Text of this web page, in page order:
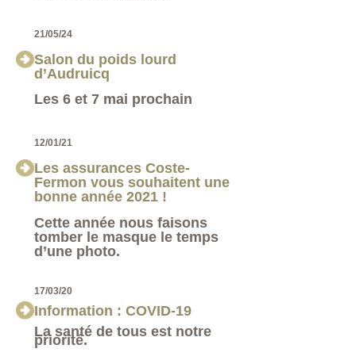
21/05/24
Salon du poids lourd
d’Audruicq
Les 6 et 7 mai prochain
12/01/21
Les assurances Coste-
Fermon vous souhaitent une
bonne année 2021 !
Cette année nous faisons
tomber le masque le temps
d’une photo.
17/03/20
Information : COVID-19
La santé de tous est notre
priorité.